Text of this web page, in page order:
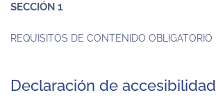
SECCIÓN 1
REQUISITOS DE CONTENIDO OBLIGATORIO
Declaración de accesibilidad